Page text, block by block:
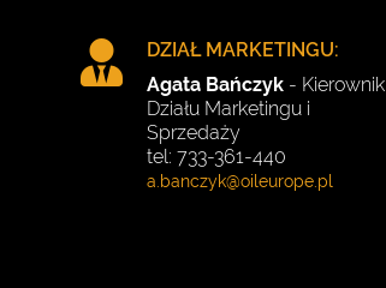
DZIAŁ MARKETINGU:
Agata Bańczyk - Kierownik
Działu Marketingu i
Sprzedaży
tel: 733-361-440